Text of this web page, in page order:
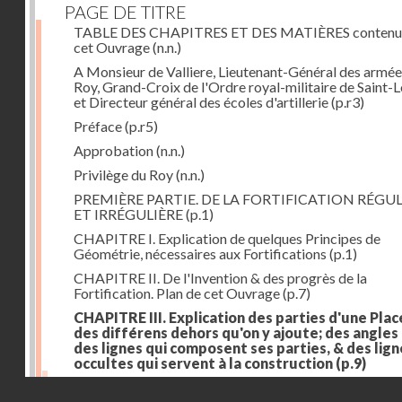
PAGE DE TITRE
TABLE DES CHAPITRES ET DES MATIÈRES
cet Ouvrage(n.n.)
A Monsieur de Valliere, Lieutenant-Général des
Roy, Grand-Croix de l'Ordre royal-militaire de Saint-
et Directeur général des écoles d'artillerie(p.r3)
Préface(p.r5)
Approbation(n.n.)
Privilège du Roy(n.n.)
PREMIÈRE PARTIE. DE LA FORTIFICATION
ET IRRÉGULIÈRE(p.1)
CHAPITRE I. Explication de quelques Principes de
Géométrie, nécessaires aux Fortifications (p.1)
CHAPITRE II. De l'Invention & des progrès de la
Fortification. Plan de cet Ouvrage(p.7)
CHAPITRE III. Explication des parties d'une
des différens dehors qu'on y ajoute; des angles
des lignes qui composent ses parties, & des
occultes qui servent à la construction (p.9)
Des lignes & des angles qui composent les parties